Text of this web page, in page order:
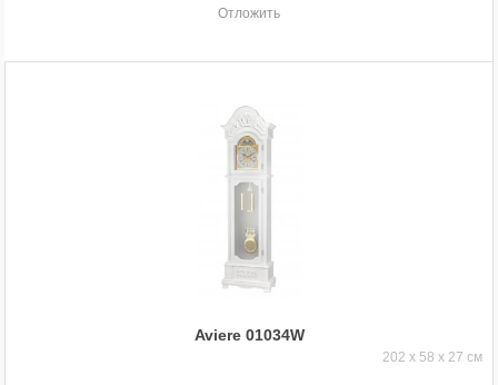
Отложить
Aviere 01034W
202 x 58 x 27 см